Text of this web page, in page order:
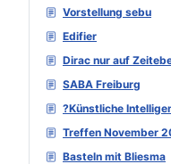
Vorstellung sebu
Edifier
Dirac nur auf
SABA Freiburg
?Künstliche
Treffen November
Basteln mit Bliesma